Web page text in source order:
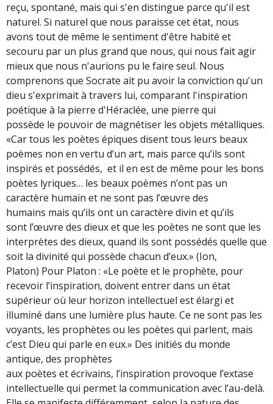
reçu, spontané, mais qui s'en distingue parce qu'il est
naturel. Si naturel que nous paraisse cet état, nous
avons tout de même le sentiment d'être habité et
secouru par un plus grand que nous, qui nous fait agir
mieux que nous n'aurions pu le faire seul. Nous
comprenons que Socrate ait pu avoir la conviction qu'un
dieu s'exprimait à travers lui, comparant l'inspiration
poétique à la pierre d'Héraclée, une pierre qui
possède le pouvoir de magnétiser les objets métalliques.
«Car tous les poètes épiques disent tous leurs beaux
poèmes non en vertu d’un art, mais parce qu’ils sont
inspirés et possédés, et il en est de même pour les bons
poètes lyriques… les beaux poèmes n’ont pas un
caractère humain et ne sont pas l’œuvre des
humains mais qu’ils ont un caractère divin et qu’ils
sont l’œuvre des dieux et que les poètes ne sont que les
interprètes des dieux, quand ils sont possédés quelle que
soit la divinité qui possède chacun d’eux.» (Ion,
Platon) Pour Platon : «Le poète et le prophète, pour
recevoir l’inspiration, doivent entrer dans un état
supérieur où leur horizon intellectuel est élargi et
illuminé dans une lumière plus haute. Ce ne sont pas les
voyants, les prophètes ou les poètes qui parlent, mais
c’est Dieu qui parle en eux.» Des initiés du monde
antique, des prophètes
aux poètes et écrivains, l’inspiration provoque l’extase
intellectuelle qui permet la communication avec l’au-delà.